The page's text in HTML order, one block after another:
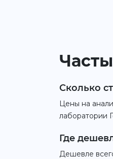
Сколько
Цены на
лаборатории
Где
Дешевле